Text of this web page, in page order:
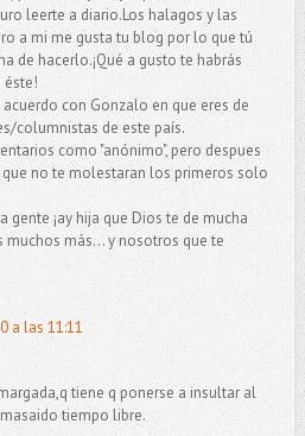
leerte a diario.Los halagos y las
a mi me gusta tu blog por lo que tú
de hacerlo.¡Qué a gusto te habrás
éste!
con Gonzalo en que eres de
columnistas de este país.
como "anónimo", pero despues
no te molestaran los primeros solo
gente ¡ay hija que Dios te de mucha
muchos más... y nosotros que te
a las 11:11
tiene q ponerse a insultar al
tiempo libre.